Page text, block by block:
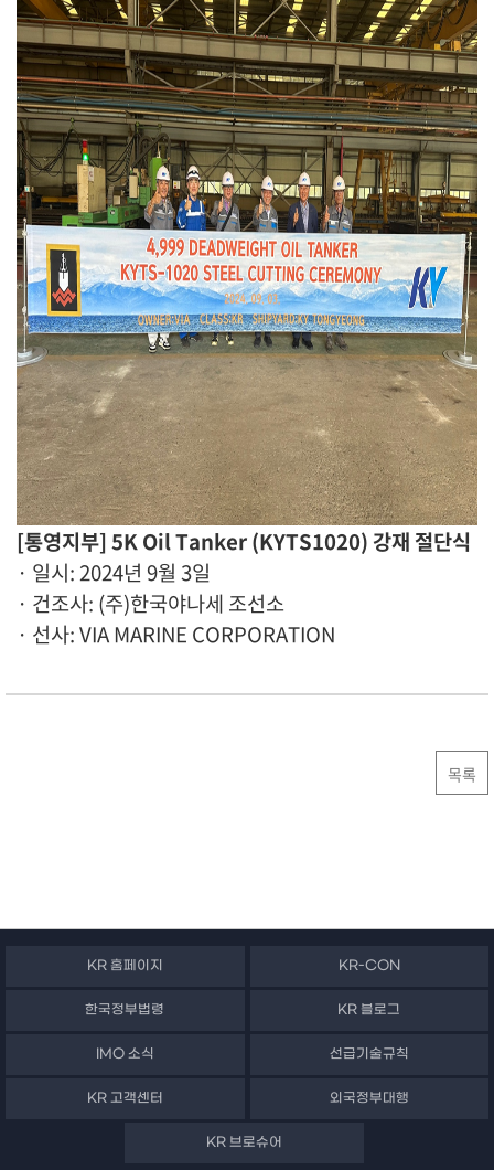
[통영지부] 5K Oil Tanker (KYTS1020) 강재 절단식
· 일시: 2024년 9월 3일
· 건조사: (주)한국야나세 조선소
· 선사: VIA MARINE CORPORATION
목록
KR 홈페이지 KR-CON
한국정부법령 KR 블로그
IMO 소식 선급기술규칙
KR 고객센터 외국정부대행
KR 브로슈어